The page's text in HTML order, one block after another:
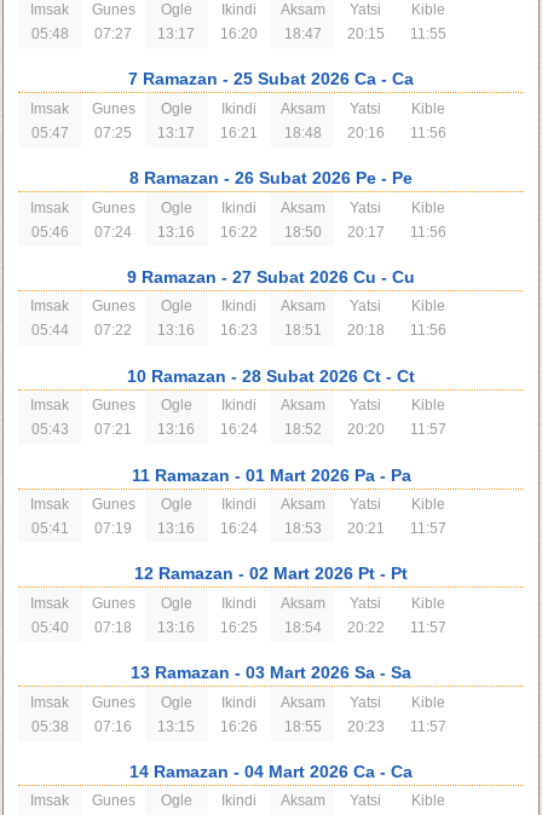
Imsak
05:48
Gunes
07:27
Ogle
13:17
Ikindi
16:20
Aksam
18:47
Yatsi
20:15
Kible
11:55
7 Ramazan - 25 Subat 2026 Ca - Ca
Imsak
05:47
Gunes
07:25
Ogle
13:17
Ikindi
16:21
Aksam
18:48
Yatsi
20:16
Kible
11:56
8 Ramazan - 26 Subat 2026 Pe - Pe
Imsak
05:46
Gunes
07:24
Ogle
13:16
Ikindi
16:22
Aksam
18:50
Yatsi
20:17
Kible
11:56
9 Ramazan - 27 Subat 2026 Cu - Cu
Imsak
05:44
Gunes
07:22
Ogle
13:16
Ikindi
16:23
Aksam
18:51
Yatsi
20:18
Kible
11:56
10 Ramazan - 28 Subat 2026 Ct - Ct
Imsak
05:43
Gunes
07:21
Ogle
13:16
Ikindi
16:24
Aksam
18:52
Yatsi
20:20
Kible
11:57
11 Ramazan - 01 Mart 2026 Pa- Pa
Imsak
05:41
Gunes
07:19
Ogle
13:16
Ikindi
16:24
Aksam
18:53
Yatsi
20:21
Kible
11:57
12 Ramazan - 02 Mart 2026 Pt - Pt
Imsak
05:40
Gunes
07:18
Ogle
13:16
Ikindi
16:25
Aksam
18:54
Yatsi
20:22
Kible
11:57
13 Ramazan - 03 Mart 2026 Sa - Sa
Imsak
05:38
Gunes
07:16
Ogle
13:15
Ikindi
16:26
Aksam
18:55
Yatsi
20:23
Kible
11:57
14 Ramazan - 04 Mart 2026 Ca - Ca
Imsak
Gunes
Ogle
Ikindi
Aksam
Yatsi
Kible